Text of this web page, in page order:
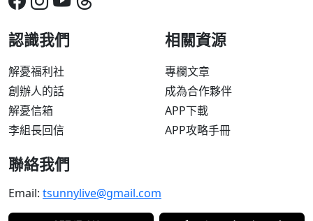
認識我們
解憂福利社
創辦人的話
解憂信箱
李組長回信
相關資源
專欄文章
成為合作夥伴
APP下載
APP攻略手冊
聯絡我們
Email: tsunnylive@gmail.com